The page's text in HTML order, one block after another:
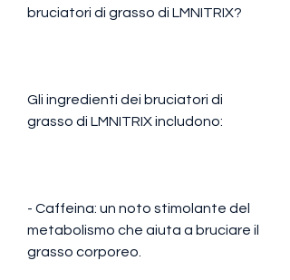
bruciatori di grasso di LMNITRIX?
Gli ingredienti dei bruciatori di
grasso di LMNITRIX includono:
- Caffeina: un noto stimolante del
metabolismo che aiuta a bruciare il
grasso corporeo.